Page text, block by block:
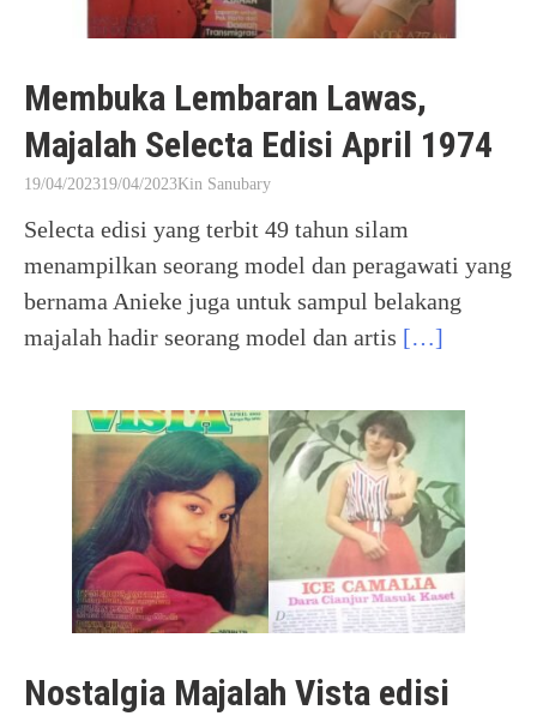
Membuka Lembaran Lawas,
Majalah Selecta Edisi April 1974
19/04/202319/04/2023Kin Sanubary
Selecta edisi yang terbit 49 tahun silam
menampilkan seorang model dan peragawati yang
bernama Anieke juga untuk sampul belakang
majalah hadir seorang model dan artis […]
Nostalgia Majalah Vista edisi